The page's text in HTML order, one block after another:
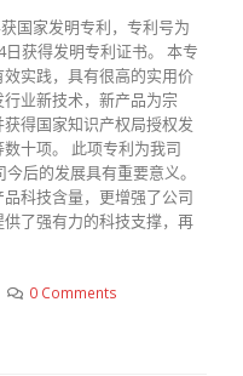
国家发明专利，专利号为
日获得发明专利证书。 本专
实践，具有很高的实用价
业新技术，新产品为宗
得国家知识产权局授权发
十项。 此项专利为我司
后的发展具有重要意义。
科技含量，更增强了公司
了强有力的科技支撑，再
0 Comments